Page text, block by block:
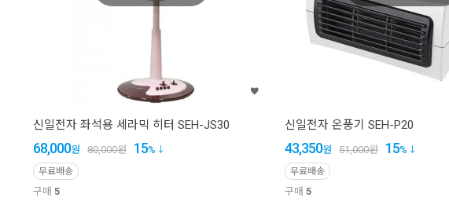
신일전자 좌석용 세라믹 히터 SEH-JS30
68,000원 80,000원 15%
무료배송
구매 5
신일전자 온풍기 SEH-P20
43,350원 51,000원 15%
무료배송
구매 5